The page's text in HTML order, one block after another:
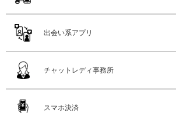
出会い系アプリ
チャットレディ事務所
スマホ決済